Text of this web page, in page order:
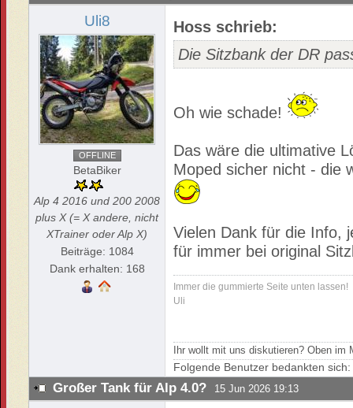
Uli8
OFFLINE
BetaBiker
Alp 4 2016 und 200 2008
plus X (= X andere, nicht
XTrainer oder Alp X)
Beiträge: 1084
Dank erhalten: 168
Hoss schrieb:
Die Sitzbank der DR
Oh wie schade!
Das wäre die ultimative
Moped sicher nicht - die
Vielen Dank für die Info,
für immer bei original
Immer die gummierte Seite unten lassen!
Uli
Ihr wollt mit uns diskutieren? Oben
Folgende Benutzer bedankten
Großer Tank für Alp 4.0? 15 Jun 2026 19:13